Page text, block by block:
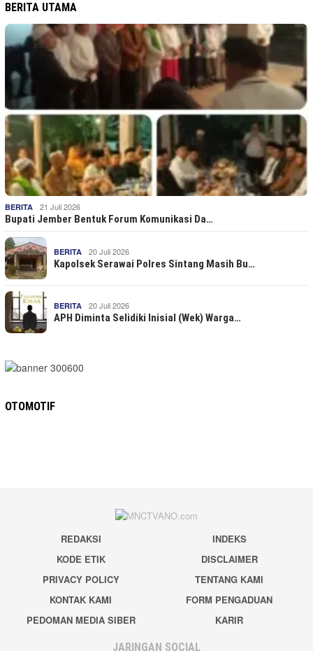
BERITA UTAMA
BERITA 21 Juli 2026
Bupati Jember Bentuk Forum Komunikasi Da…
BERITA 20 Juli 2026
Kapolsek Serawai Polres Sintang Masih Bu…
BERITA 20 Juli 2026
APH Diminta Selidiki Inisial (Wek) Warga…
OTOMOTIF
REDAKSI
INDEKS
KODE ETIK
DISCLAIMER
PRIVACY POLICY
TENTANG KAMI
KONTAK KAMI
FORM PENGADUAN
PEDOMAN MEDIA SIBER
KARIR
JARINGAN SOCIAL